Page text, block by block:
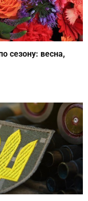
сезону: весна,